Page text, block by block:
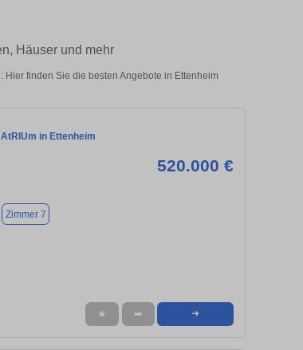
Häuser und mehr
finden Sie die besten Angebote in Ettenheim
in Ettenheim
520.000 €
Zimmer 7
★ ➦ ➜